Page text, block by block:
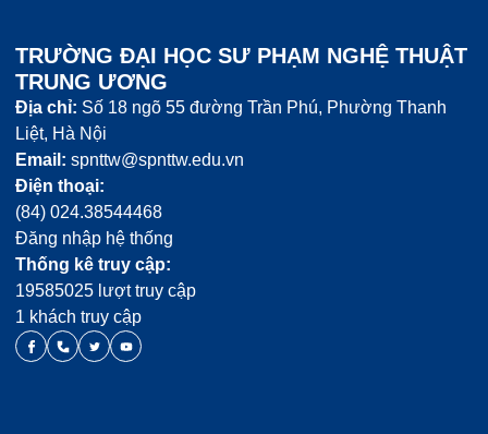
TRƯỜNG ĐẠI HỌC SƯ PHẠM NGHỆ THUẬT
TRUNG ƯƠNG
Địa chỉ: Số 18 ngõ 55 đường Trần Phú, Phường Thanh
Liệt, Hà Nội
Email: spnttw@spnttw.edu.vn
Điện thoại:
(84) 024.38544468
Đăng nhập hệ thống
Thống kê truy cập:
19585025 lượt truy cập
1 khách truy cập